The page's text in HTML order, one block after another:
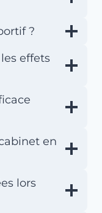
Quand faire un massage sportif ?
effets
en
lors